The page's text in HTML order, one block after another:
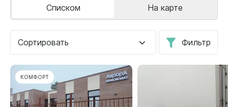
Сортировать Фильтр
Списком На карте
КОМФОРТ